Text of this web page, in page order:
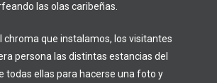
las olas caribeñas.
chroma que instalamos, los visitantes
persona las distintas estancias del
todas ellas para hacerse una foto y